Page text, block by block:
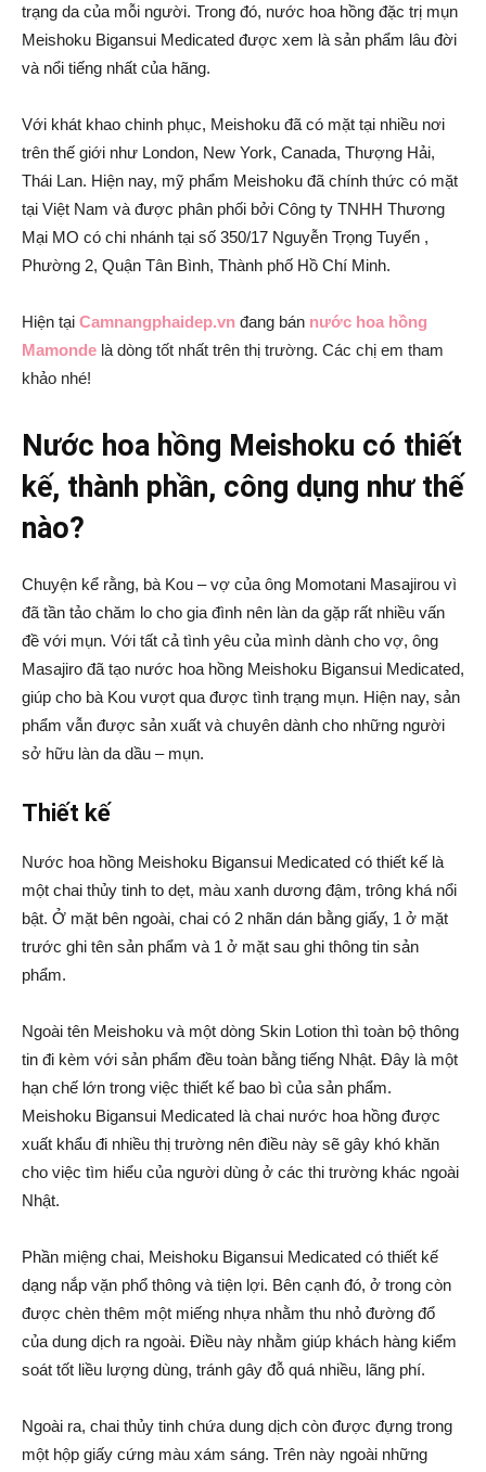
trạng da của mỗi người. Trong đó, nước hoa hồng đặc trị mụn
Meishoku Bigansui Medicated được xem là sản phẩm lâu đời
và nổi tiếng nhất của hãng.
Với khát khao chinh phục, Meishoku đã có mặt tại nhiều nơi
trên thế giới như London, New York, Canada, Thượng Hải,
Thái Lan. Hiện nay, mỹ phẩm Meishoku đã chính thức có mặt
tại Việt Nam và được phân phối bởi Công ty TNHH Thương
Mại MO có chi nhánh tại số 350/17 Nguyễn Trọng Tuyển ,
Phường 2, Quận Tân Bình, Thành phố Hồ Chí Minh.
Hiện tại Camnangphaidep.vn đang bán nước hoa hồng
Mamonde là dòng tốt nhất trên thị trường. Các chị em tham
khảo nhé!
Nước hoa hồng Meishoku có thiết
kế, thành phần, công dụng như thế
nào?
Chuyện kể rằng, bà Kou – vợ của ông Momotani Masajirou vì
đã tần tảo chăm lo cho gia đình nên làn da gặp rất nhiều vấn
đề với mụn. Với tất cả tình yêu của mình dành cho vợ, ông
Masajiro đã tạo nước hoa hồng Meishoku Bigansui Medicated,
giúp cho bà Kou vượt qua được tình trạng mụn. Hiện nay, sản
phẩm vẫn được sản xuất và chuyên dành cho những người
sở hữu làn da dầu – mụn.
Thiết kế
Nước hoa hồng Meishoku Bigansui Medicated có thiết kế là
một chai thủy tinh to dẹt, màu xanh dương đậm, trông khá nổi
bật. Ở mặt bên ngoài, chai có 2 nhãn dán bằng giấy, 1 ở mặt
trước ghi tên sản phẩm và 1 ở mặt sau ghi thông tin sản
phẩm.
Ngoài tên Meishoku và một dòng Skin Lotion thì toàn bộ thông
tin đi kèm với sản phẩm đều toàn bằng tiếng Nhật. Đây là một
hạn chế lớn trong việc thiết kế bao bì của sản phẩm.
Meishoku Bigansui Medicated là chai nước hoa hồng được
xuất khẩu đi nhiều thị trường nên điều này sẽ gây khó khăn
cho việc tìm hiểu của người dùng ở các thi trường khác ngoài
Nhật.
Phần miệng chai, Meishoku Bigansui Medicated có thiết kế
dạng nắp vặn phổ thông và tiện lợi. Bên cạnh đó, ở trong còn
được chèn thêm một miếng nhựa nhằm thu nhỏ đường đổ
của dung dịch ra ngoài. Điều này nhằm giúp khách hàng kiểm
soát tốt liều lượng dùng, tránh gây đỗ quá nhiều, lãng phí.
Ngoài ra, chai thủy tinh chứa dung dịch còn được đựng trong
một hộp giấy cứng màu xám sáng. Trên này ngoài những